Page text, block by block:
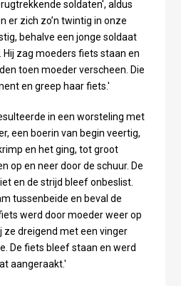
soldaten', aldus
er zich zo’n twintig in onze
behalve een jonge soldaat
zag moeders fiets staan en
toen moeder verscheen. Die
en greep haar fiets.'
in een worsteling met
een boerin van begin veertig,
en het ging, tot groot
op en neer door de schuur. De
en de strijd bleef onbeslist.
tussenbeide en beval de
werd door moeder weer op
ze dreigend met een vinger
De fiets bleef staan en werd
aangeraakt.'